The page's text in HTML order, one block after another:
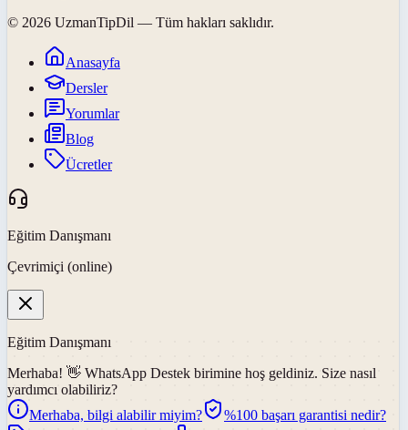
© 2026 UzmanTipDil — Tüm hakları saklıdır.
Anasayfa
Dersler
Yorumlar
Blog
Ücretler
Eğitim Danışmanı
Çevrimiçi (online)
Eğitim Danışmanı
Merhaba! 👋 WhatsApp Destek birimine hoş geldiniz. Size nasıl
yardımcı olabiliriz?
Merhaba, bilgi alabilir miyim?
%100 başarı garantisi nedir?